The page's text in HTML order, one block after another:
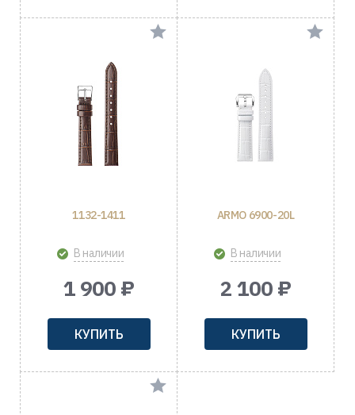
1132-1411
В наличии
1 900 ₽
КУПИТЬ
ARMO 6900-20L
В наличии
2 100 ₽
КУПИТЬ